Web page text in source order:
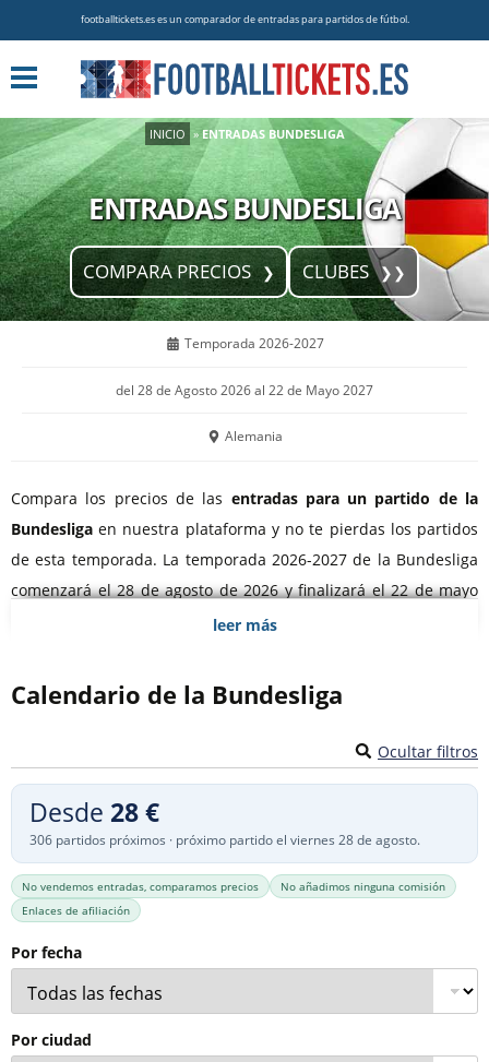
footballtickets.es es un comparador de entradas para partidos de fútbol.
INICIO » ENTRADAS BUNDESLIGA
ENTRADAS BUNDESLIGA
COMPARA PRECIOS CLUBES
Temporada 2026-2027
del 28 de Agosto 2026 al 22 de Mayo 2027
Alemania
Compara los precios de las entradas para un partido de la
Bundesliga en nuestra plataforma y no te pierdas los partidos
de esta temporada. La temporada 2026-2027 de la Bundesliga
comenzará el 28 de agosto de 2026 y finalizará el 22 de mayo
partido de fútbol en Alemaniaes una obligación. El ambiente
aficionados deben vivirse al menos una vez en la vida. Sin
embargo, no te precipites sin encontrar las mejores
lastarifas más competitivas para las entradas de Bundesliga.
Sumérgete en un mundo de fútbol apasionante al mejor precio
disponible.
leer más
Calendario de la Bundesliga
Ocultar filtros
Desde 28 €
306 partidos próximos · próximo partido el viernes 28 de agosto.
No vendemos entradas, comparamos precios
No añadimos ninguna comisión
Enlaces de afiliación
Por fecha
Por ciudad